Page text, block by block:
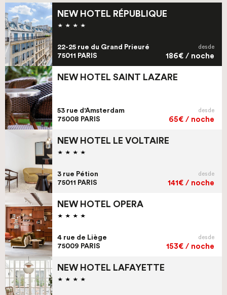
NEW HOTEL RÉPUBLIQUE
22-25 rue du Grand Prieuré
75011 PARIS
desde
186€ / noche
NEW HOTEL SAINT LAZARE
53 rue d'Amsterdam
75008 PARIS
desde
65€ / noche
NEW HOTEL LE VOLTAIRE
3 rue Pétion
75011 PARIS
desde
141€ / noche
NEW HOTEL OPERA
4 rue de Liège
75009 PARIS
desde
153€ / noche
NEW HOTEL LAFAYETTE